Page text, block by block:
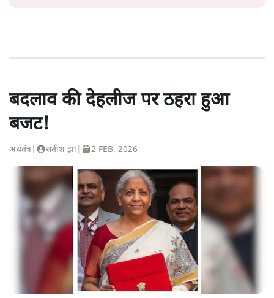
बदलाव की देहलीज पर ठहरा हुआ
बजट!
अर्थतंत्र सतीश झा 2 FEB, 2026